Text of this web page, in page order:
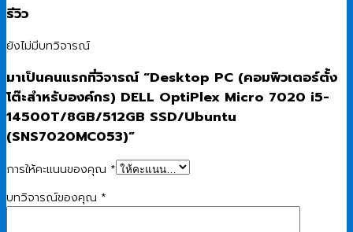
รีวิว
ยังไม่มีบทวิจารณ์
มาเป็นคนแรกที่วิจารณ์ “Desktop PC (คอมพิวเตอร์ตั้ง
โต๊ะสำหรับองค์กร) DELL OptiPlex Micro 7020 i5-
14500T/8GB/512GB SSD/Ubuntu
(SNS7020MC053)”
การให้คะแนนของคุณ *
บทวิจารณ์ของคุณ *